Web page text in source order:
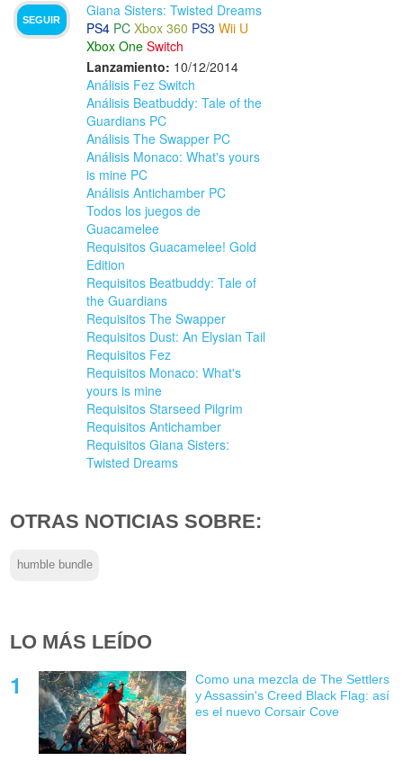
SEGUIR
Giana Sisters: Twisted Dreams
PS4 PC Xbox 360 PS3 Wii U
Xbox One Switch
Lanzamiento: 10/12/2014
Análisis Fez Switch
Análisis Beatbuddy: Tale of the
Guardians PC
Análisis The Swapper PC
Análisis Monaco: What's yours
is mine PC
Análisis Antichamber PC
Todos los juegos de
Guacamelee
Requisitos Guacamelee! Gold
Edition
Requisitos Beatbuddy: Tale of
the Guardians
Requisitos The Swapper
Requisitos Dust: An Elysian Tail
Requisitos Fez
Requisitos Monaco: What's
yours is mine
Requisitos Starseed Pilgrim
Requisitos Antichamber
Requisitos Giana Sisters:
Twisted Dreams
OTRAS NOTICIAS SOBRE:
humble bundle
LO MÁS LEÍDO
Como una mezcla de The Settlers
y Assassin's Creed Black Flag: así
es el nuevo Corsair Cove